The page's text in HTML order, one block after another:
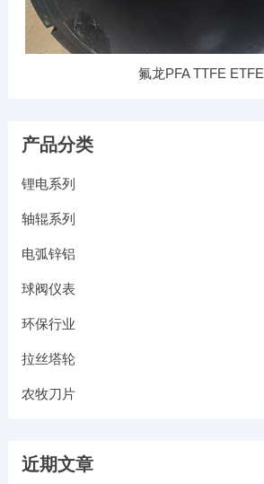
氟龙PFA TTFE ETFE
产品分类
锂电系列
轴辊系列
电弧锌铝
球阀仪表
环保行业
拉丝塔轮
农牧刀片
近期文章